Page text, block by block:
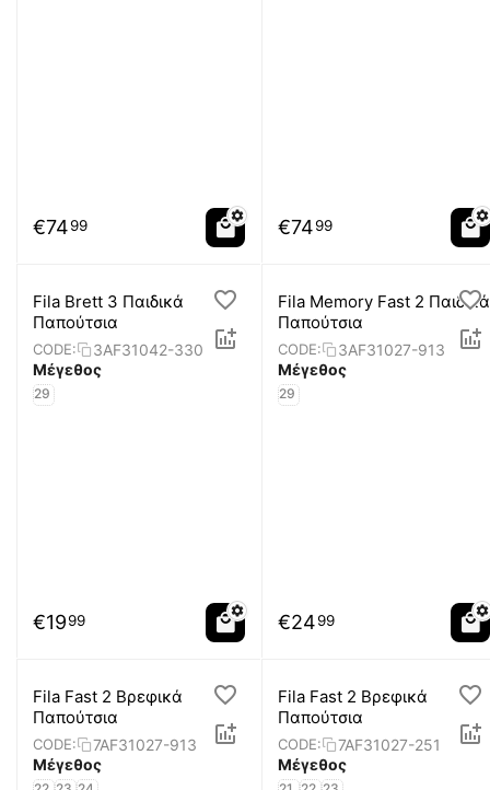
€7499 €7499
Fila Brett 3 Παιδικά
Παπούτσια
CODE:
3AF31042-330
Μέγεθος
29
€1999
Fila Memory Fast 2 Παιδικά
Παπούτσια
CODE:
3AF31027-913
Μέγεθος
29
€2499
Fila Fast 2 Βρεφικά
Παπούτσια
CODE:
7AF31027-913
Μέγεθος
Fila Fast 2 Βρεφικά
Παπούτσια
CODE:
7AF31027-251
Μέγεθος